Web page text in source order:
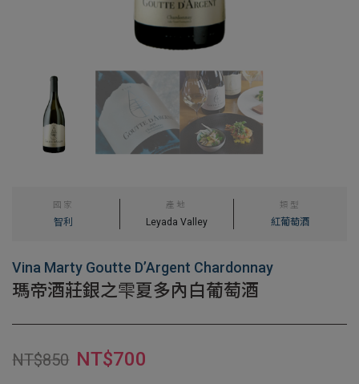
國家
智利
產地
Leyada Valley
類型
紅葡萄酒
Vina Marty Goutte D’Argent Chardonnay
瑪帝酒莊銀之雫夏多內白葡萄酒
NT$850 NT$700